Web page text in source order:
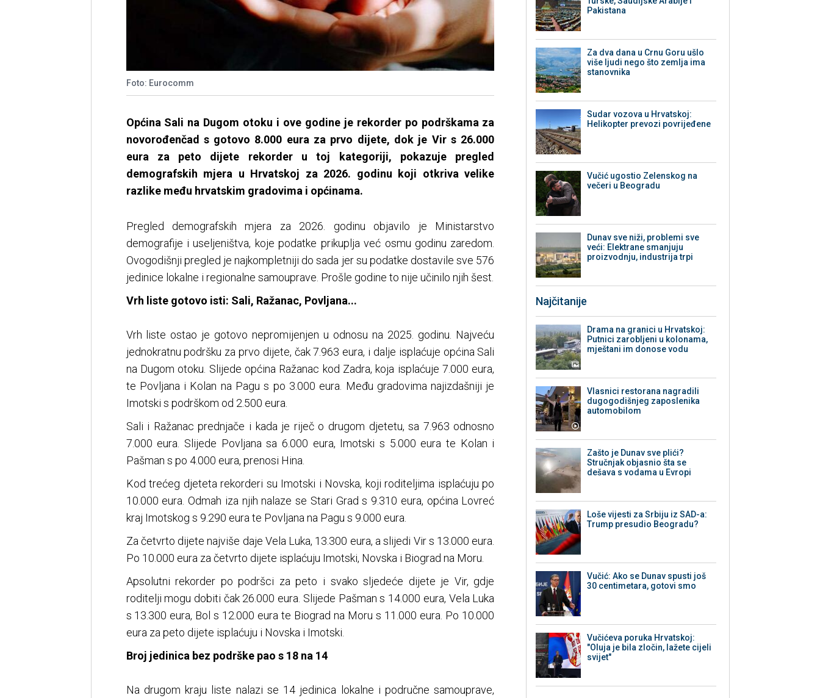
Foto: Eurocomm
Općina Sali na Dugom otoku i ove godine je rekorder po podrškama za
novorođenčad s gotovo 8.000 eura za prvo dijete, dok je Vir s 26.000
eura za peto dijete rekorder u toj kategoriji, pokazuje pregled
demografskih mjera u Hrvatskoj za 2026. godinu koji otkriva velike
razlike među hrvatskim gradovima i općinama.
Pregled demografskih mjera za 2026. godinu objavilo je Ministarstvo
demografije i useljeništva, koje podatke prikuplja već osmu godinu zaredom.
Ovogodišnji pregled je najkompletniji do sada jer su podatke dostavile sve 576
jedinice lokalne i regionalne samouprave. Prošle godine to nije učinilo njih šest.
Vrh liste gotovo isti: Sali, Ražanac, Povljana...
Vrh liste ostao je gotovo nepromijenjen u odnosu na 2025. godinu. Najveću
jednokratnu podršku za prvo dijete, čak 7.963 eura, i dalje isplaćuje općina Sali
na Dugom otoku. Slijede općina Ražanac kod Zadra, koja isplaćuje 7.000 eura,
te Povljana i Kolan na Pagu s po 3.000 eura. Među gradovima najizdašniji je
Imotski s podrškom od 2.500 eura.
Sali i Ražanac prednjače i kada je riječ o drugom djetetu, sa 7.963 odnosno
7.000 eura. Slijede Povljana sa 6.000 eura, Imotski s 5.000 eura te Kolan i
Pašman s po 4.000 eura, prenosi Hina.
Kod trećeg djeteta rekorderi su Imotski i Novska, koji roditeljima isplaćuju po
10.000 eura. Odmah iza njih nalaze se Stari Grad s 9.310 eura, općina Lovreć
kraj Imotskog s 9.290 eura te Povljana na Pagu s 9.000 eura.
Za četvrto dijete najviše daje Vela Luka, 13.300 eura, a slijedi Vir s 13.000 eura.
Po 10.000 eura za četvrto dijete isplaćuju Imotski, Novska i Biograd na Moru.
Apsolutni rekorder po podršci za peto i svako sljedeće dijete je Vir, gdje
roditelji mogu dobiti čak 26.000 eura. Slijede Pašman s 14.000 eura, Vela Luka
s 13.300 eura, Bol s 12.000 eura te Biograd na Moru s 11.000 eura. Po 10.000
eura za peto dijete isplaćuju i Novska i Imotski.
Broj jedinica bez podrške pao s 18 na 14
Na drugom kraju liste nalazi se 14 jedinica lokalne i područne samouprave,
Pakistana
Za dva dana u Crnu Goru ušlo
više ljudi nego što zemlja ima
stanovnika
Sudar vozova u Hrvatskoj:
Helikopter prevozi povrijeđene
Vučić ugostio Zelenskog na
večeri u Beogradu
Dunav sve niži, problemi sve
veći: Elektrane smanjuju
proizvodnju, industrija trpi
Najčitanije
Drama na granici u Hrvatskoj:
Putnici zarobljeni u kolonama,
mještani im donose vodu
Vlasnici restorana nagradili
dugogodišnjeg zaposlenika
automobilom
Zašto je Dunav sve plići?
Stručnjak objasnio šta se
dešava s vodama u Evropi
Loše vijesti za Srbiju iz SAD-a:
Trump presudio Beogradu?
Vučić: Ako se Dunav spusti još
30 centimetara, gotovi smo
Vučićeva poruka Hrvatskoj:
"Oluja je bila zločin, lažete cijeli
svijet"